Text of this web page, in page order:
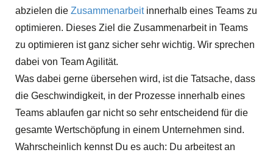
abzielen die Zusammenarbeitinnerhalb eines Teams zu
optimieren. Dieses Ziel die Zusammenarbeit in Teams
zu optimieren ist ganz sicher sehr wichtig. Wir sprechen
dabei von Team Agilität.
Was dabei gerne übersehen wird, ist die Tatsache, dass
die Geschwindigkeit, in der Prozesse innerhalb eines
Teams ablaufen gar nicht so sehr entscheidend für die
gesamte Wertschöpfung in einem Unternehmen sind.
Wahrscheinlich kennst Du es auch: Du arbeitest an